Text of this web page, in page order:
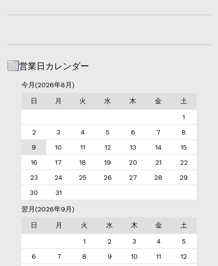
営業日カレンダー
今月(2026年8月)
日 月 火 水 木 金 土
1
2
3 4 5 6 7
8
9
10 11 12 13 14
15
16
17 18 19 20 21
22
23
24 25 26 27 28
29
30
31
翌月(2026年9月)
日 月 火 水 木 金 土
1 2 3 4
5
6
7 8 9 10 11 12